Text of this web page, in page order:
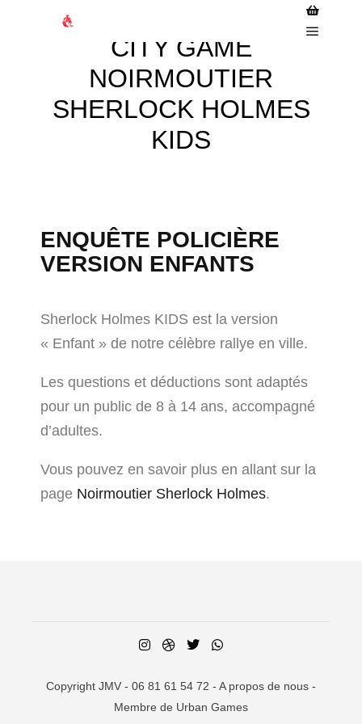
CITY GAME
NOIRMOUTIER
SHERLOCK HOLMES
KIDS
ENQUÊTE POLICIÈRE
VERSION ENFANTS
Sherlock Holmes KIDS est la version
« Enfant » de notre célèbre rallye en ville.
Les questions et déductions sont adaptés
pour un public de 8 à 14 ans, accompagné
d’adultes.
Vous pouvez en savoir plus en allant sur la
page Noirmoutier Sherlock Holmes.
Copyright JMV - 06 81 61 54 72 - A propos de nous -
Membre de Urban Games